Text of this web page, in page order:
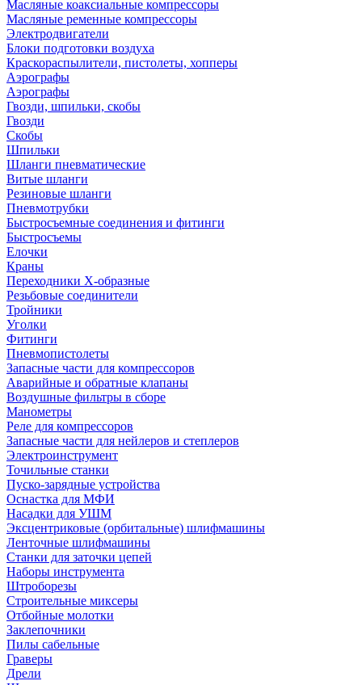
Масляные коаксиальные компрессоры
Масляные ременные компрессоры
Электродвигатели
Блоки подготовки воздуха
Краскораспылители, пистолеты, хопперы
Аэрографы
Аэрографы
Гвозди, шпильки, скобы
Гвозди
Скобы
Шпильки
Шланги пневматические
Витые шланги
Резиновые шланги
Пневмотрубки
Быстросъемные соединения и фитинги
Быстросъемы
Елочки
Краны
Переходники Х-образные
Резьбовые соединители
Тройники
Уголки
Фитинги
Пневмопистолеты
Запасные части для компрессоров
Аварийные и обратные клапаны
Воздушные фильтры в сборе
Манометры
Реле для компрессоров
Запасные части для нейлеров и степлеров
Электроинструмент
Точильные станки
Пуско-зарядные устройства
Оснастка для МФИ
Насадки для УШМ
Эксцентриковые (орбитальные) шлифмашины
Ленточные шлифмашины
Станки для заточки цепей
Наборы инструмента
Штроборезы
Строительные миксеры
Отбойные молотки
Заклепочники
Пилы сабельные
Граверы
Дрели